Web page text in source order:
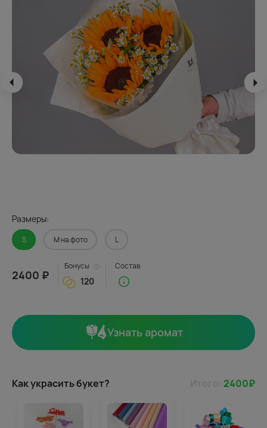
Размеры:
S M на фото L
2400 ₽
Бонусы
120
Состав
Узнать аромат
Как украсить букет? 2400₽